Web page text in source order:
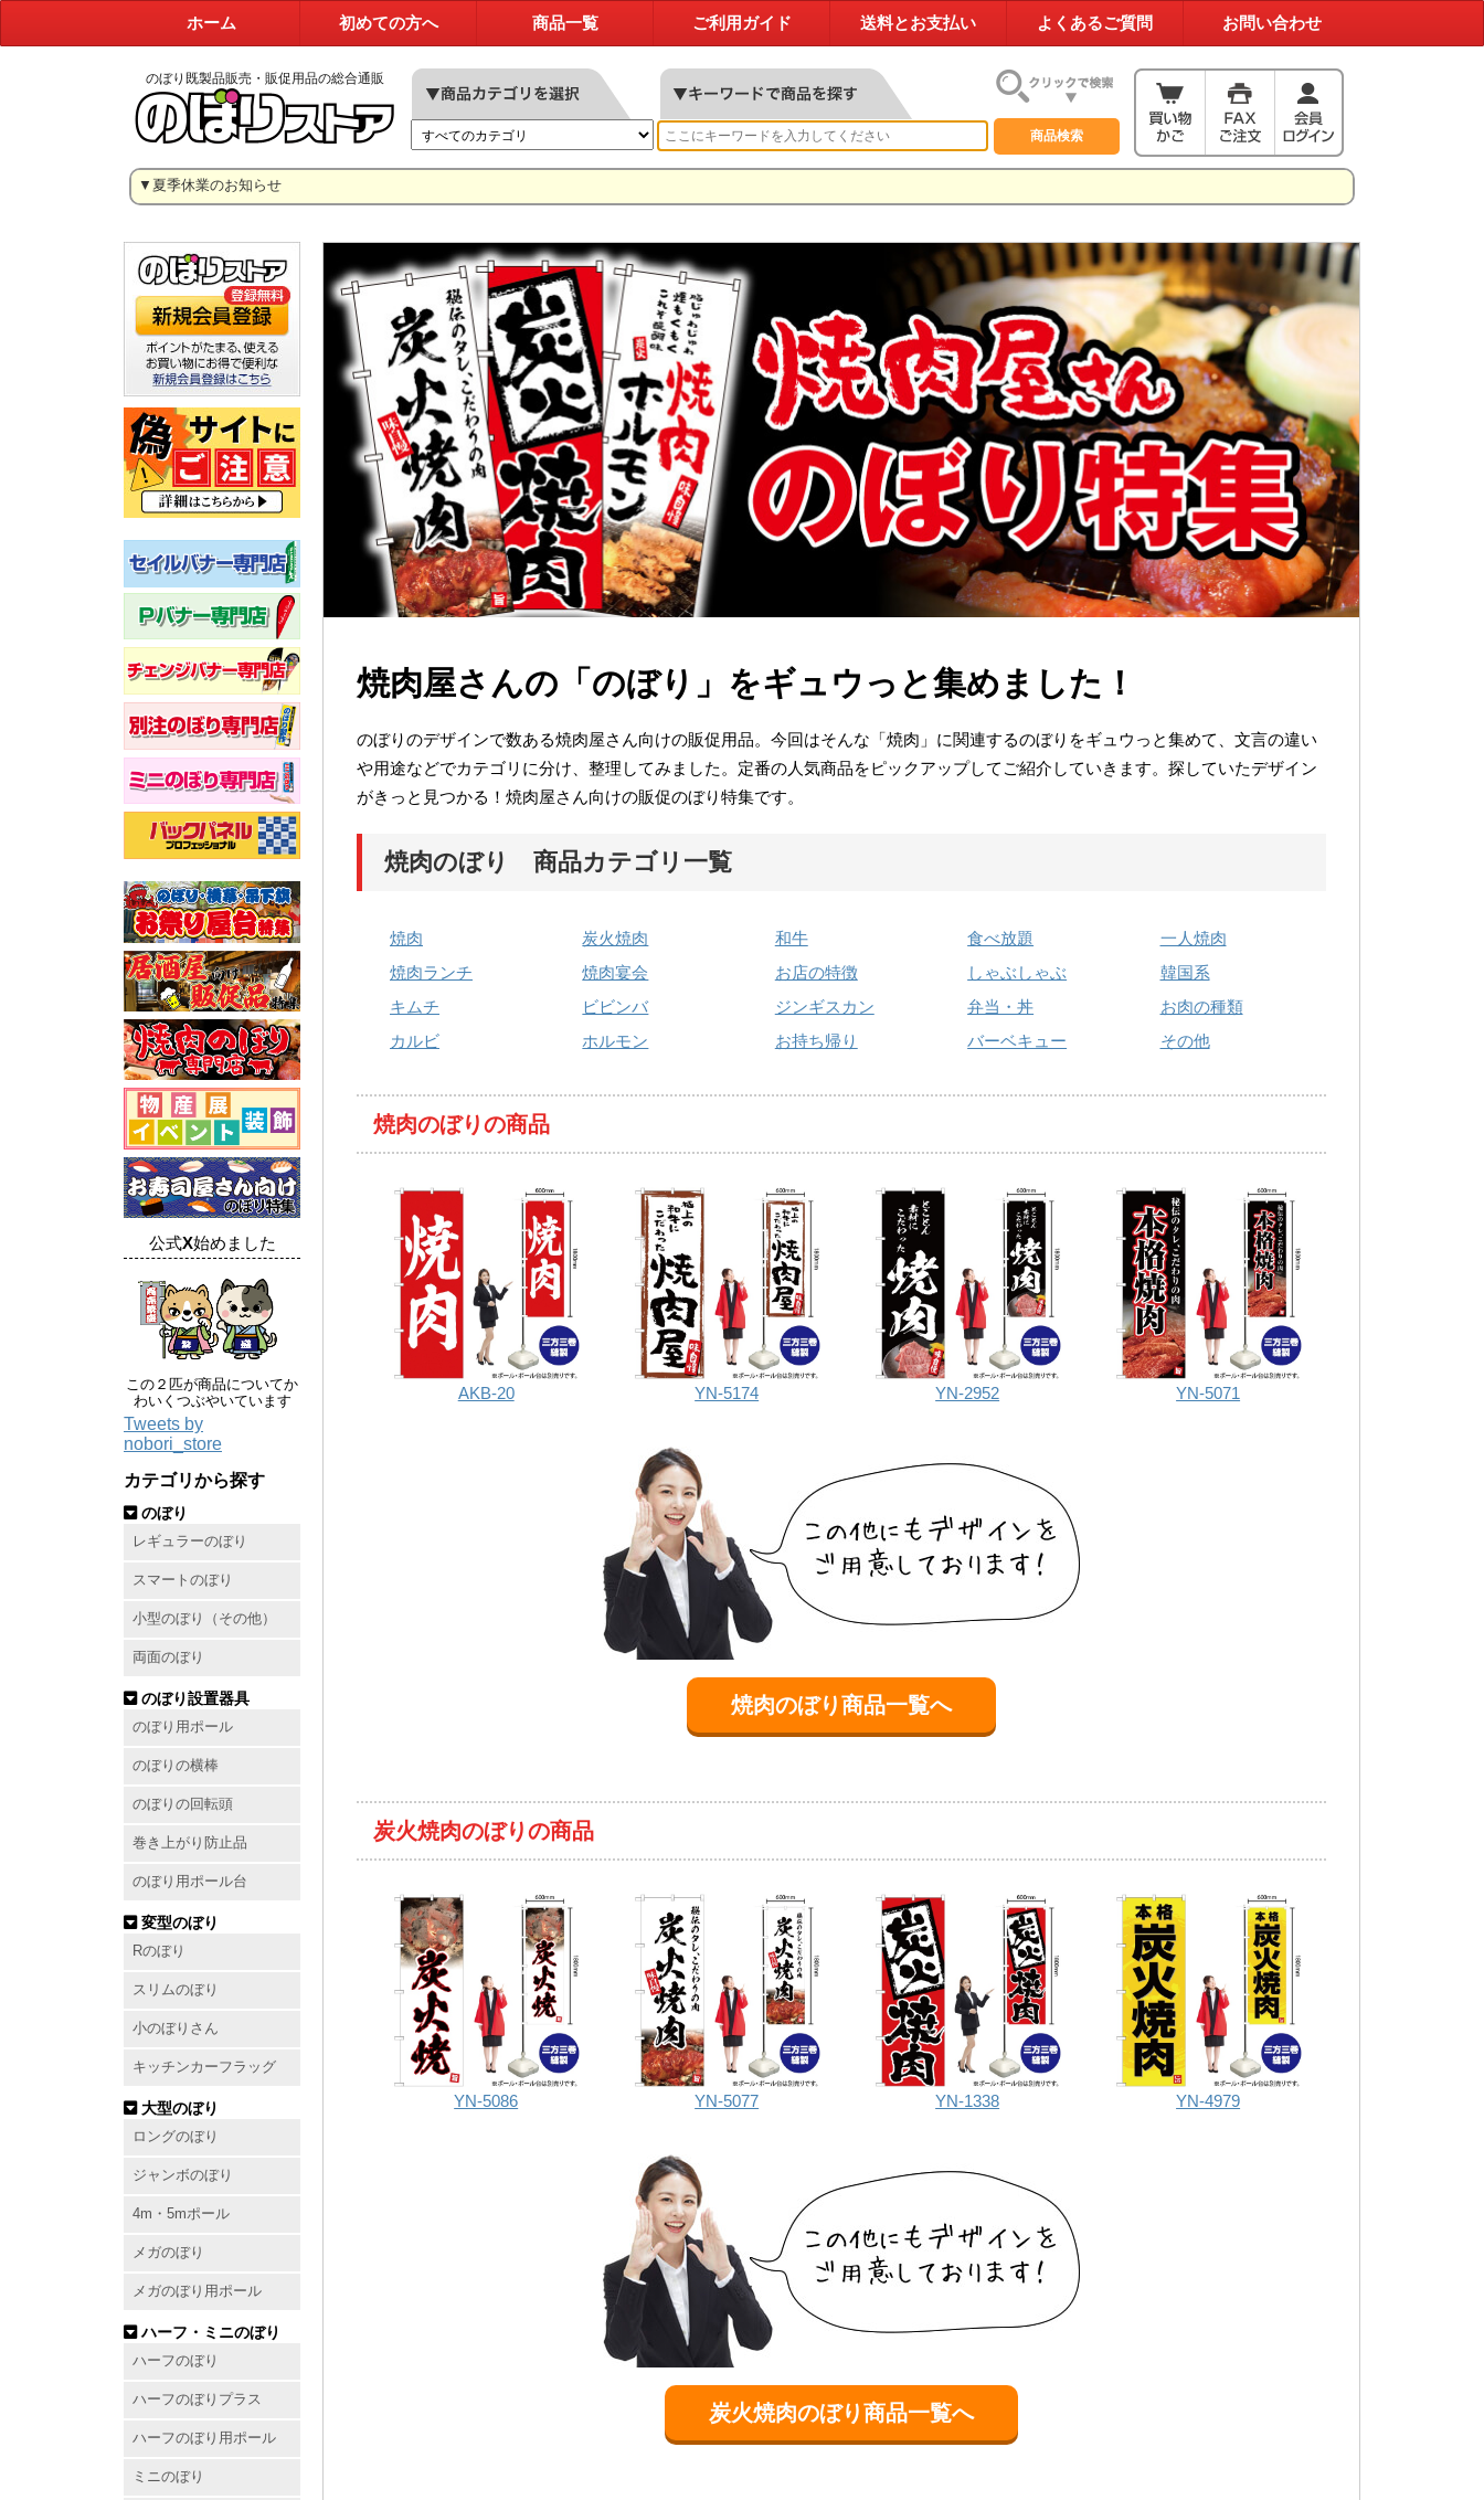
ホーム 初めての方へ 商品一覧 ご利用ガイド 送料とお支払い よくあるご質問 お問い合わせ
のぼり既製品販売・販促用品の総合通販
▼夏季休業のお知らせ
公式X始めました
この２匹が商品についてか
わいくつぶやいています
Tweets by
nobori_store
カテゴリから探す
のぼり
レギュラーのぼり
スマートのぼり
小型のぼり（その他）
両面のぼり
のぼり設置器具
のぼり用ポール
のぼりの横棒
のぼりの回転頭
巻き上がり防止品
のぼり用ポール台
変型のぼり
Rのぼり
スリムのぼり
小のぼりさん
キッチンカーフラッグ
大型のぼり
ロングのぼり
ジャンボのぼり
4m・5mポール
メガのぼり
メガのぼり用ポール
ハーフ・ミニのぼり
ハーフのぼり
ハーフのぼりプラス
ハーフのぼり用ポール
ミニのぼり
焼肉屋さんの「のぼり」をギュウっと集めました！
のぼりのデザインで数ある焼肉屋さん向けの販促用品。今回はそんな「焼肉」に関連するのぼりをギュウっと集めて、文言の違い
や用途などでカテゴリに分け、整理してみました。定番の人気商品をピックアップしてご紹介していきます。探していたデザイン
がきっと見つかる！焼肉屋さん向けの販促のぼり特集です。
焼肉のぼり 商品カテゴリ一覧
焼肉 炭火焼肉 和牛 食べ放題
一人焼肉
焼肉ランチ
焼肉宴会 お店の特徴 しゃぶしゃぶ
韓国系
キムチ
ビビンバ ジンギスカン 弁当・丼
お肉の種類
カルビ
ホルモン お持ち帰り バーベキュー その他
焼肉のぼりの商品
AKB-20 YN-5174 YN-2952 YN-5071
焼肉のぼり商品一覧へ
炭火焼肉のぼりの商品
YN-5086 YN-5077 YN-1338 YN-4979
炭火焼肉のぼり商品一覧へ